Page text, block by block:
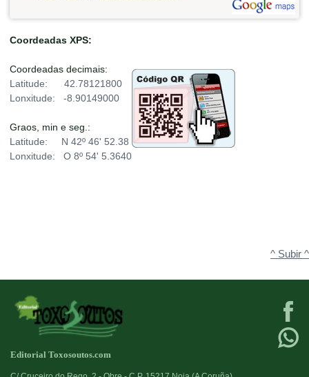
Coordeadas XPS:
Coordeadas decimais:
Latitude: 42.78121800
Lonxitude: -8.90149000
Graos, min e seg.:
Latitude: N 42º 46' 52.38
Lonxitude: O 8º 54' 5.3640
^ Subir ^
Editorial Toxosoutos.com